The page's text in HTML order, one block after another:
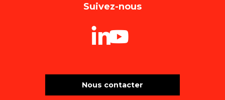
Nous contacter
Suivez-nous